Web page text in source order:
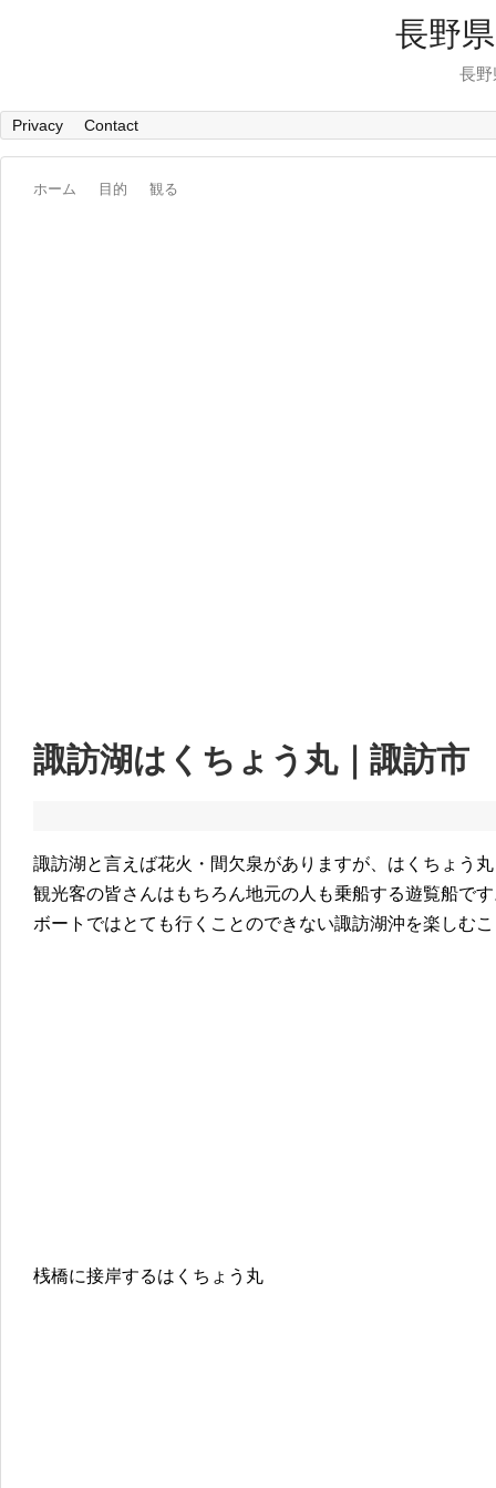
長野
長
Privacy Contact
ホーム 目的 観る
諏訪湖はくちょう丸｜諏訪市
諏訪湖と言えば花火・間欠泉がありますが、はくちょう
観光客の皆さんはもちろん地元の人も乗船する遊覧船で
ボートではとても行くことのできない諏訪湖沖を楽しむ
桟橋に接岸するはくちょう丸